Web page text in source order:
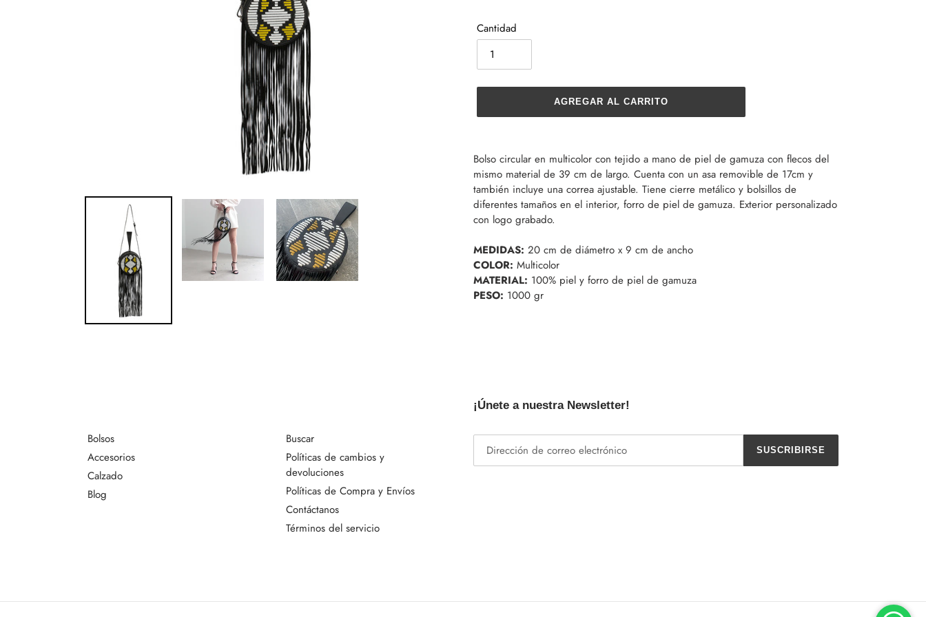
Cantidad
AGREGAR AL CARRITO
el
producto
a
tu
carrito
compra
Bolso circular en multicolor con tejido a mano de piel de gamuza con flecos del
mismo material de 39 cm de largo. Cuenta con un asa removible de 17cm y
también incluye una correa ajustable. Tiene cierre metálico y bolsillos de
diferentes tamaños en el interior, forro de piel de gamuza. Exterior personalizado
con logo grabado.
MEDIDAS: 20 cm de diámetro x 9 cm de ancho
COLOR: Multicolor
MATERIAL: 100% piel y forro de piel de gamuza
PESO: 1000 gr
Bolsos
Accesorios
Calzado
Blog
Buscar
Políticas de cambios y
devoluciones
Políticas de Compra y Envíos
Contáctanos
Términos del servicio
¡Únete a nuestra Newsletter!
SUSCRIBIRSE